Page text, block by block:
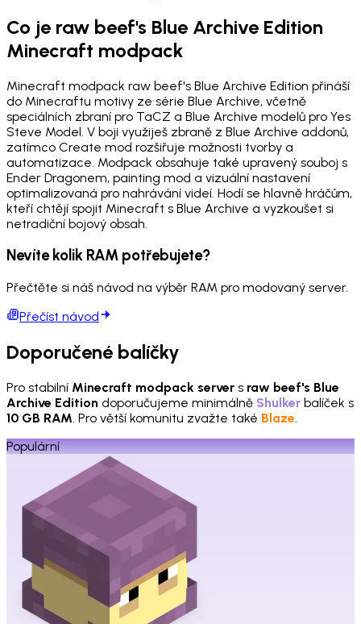
Co je raw beef's Blue Archive Edition
Minecraft modpack
Minecraft modpack raw beef's Blue Archive Edition přináší
do Minecraftu motivy ze série Blue Archive, včetně
speciálních zbraní pro TaCZ a Blue Archive modelů pro Yes
Steve Model. V boji využiješ zbraně z Blue Archive addonů,
zatímco Create mod rozšiřuje možnosti tvorby a
automatizace. Modpack obsahuje také upravený souboj s
Ender Dragonem, painting mod a vizuální nastavení
optimalizovaná pro nahrávání videí. Hodí se hlavně hráčům,
kteří chtějí spojit Minecraft s Blue Archive a vyzkoušet si
netradiční bojový obsah.
Nevíte kolik RAM potřebujete?
Přečtěte si náš návod na výběr RAM pro modovaný server.
Přečíst návod
Doporučené balíčky
Pro stabilní Minecraft modpack server s raw beef's Blue
Archive Edition doporučujeme minimálně Shulker balíček s
10 GB RAM. Pro větší komunitu zvažte také Blaze.
Populární